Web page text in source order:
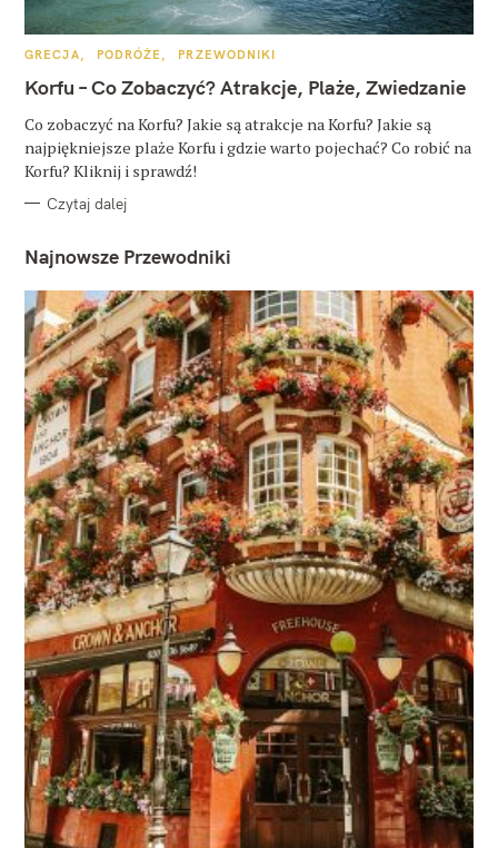
K
T
E
O
R
I
GRECJA PODRÓŻE PRZEWODNIKI
Korfu – Co Zobaczyć? Atrakcje, Plaże, Zwiedzanie
Co zobaczyć na Korfu? Jakie są atrakcje na Korfu? Jakie są
najpiękniejsze plaże Korfu i gdzie warto pojechać? Co robić na
Korfu? Kliknij i sprawdź!
Czytaj dalej
Najnowsze Przewodniki